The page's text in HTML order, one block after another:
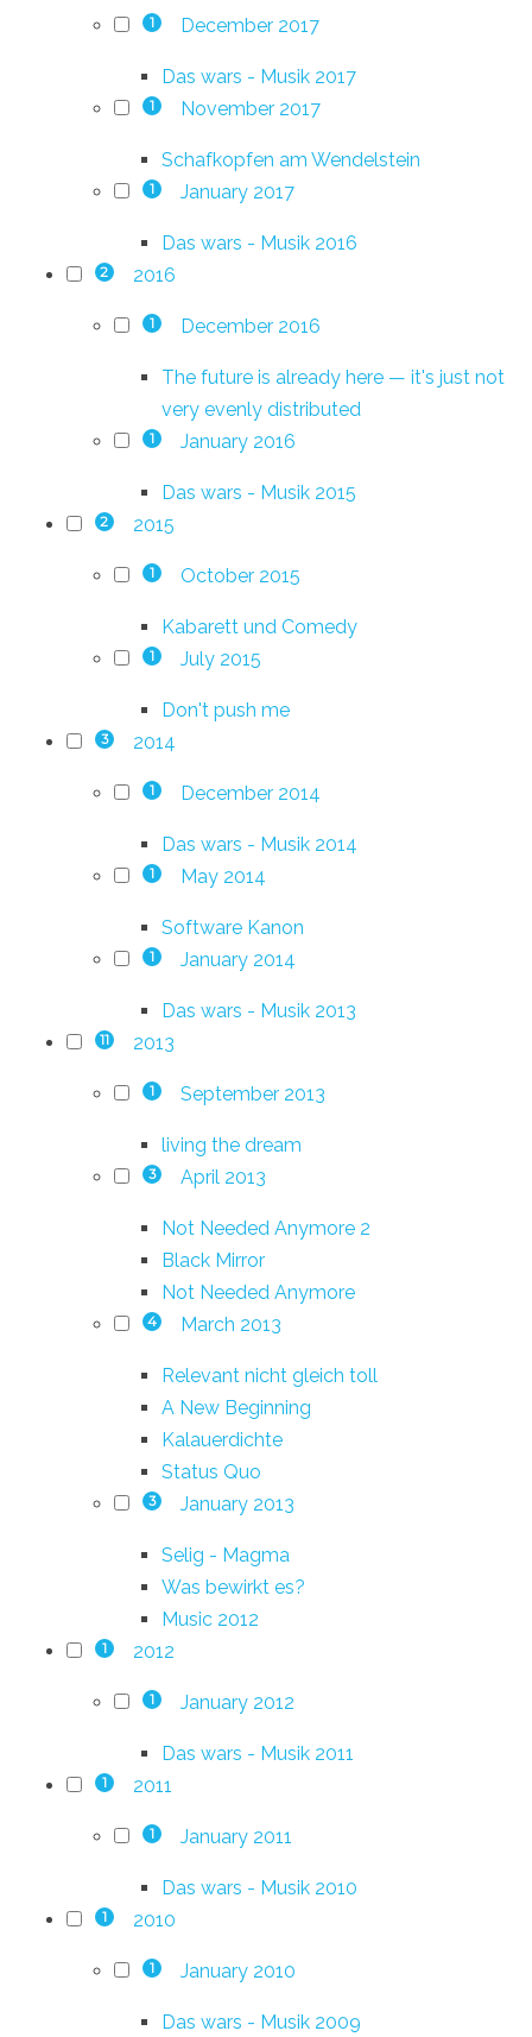
1 December 2017
Das wars - Musik 2017
1 November 2017
Schafkopfen am Wendelstein
1 January 2017
Das wars - Musik 2016
2 2016
1 December 2016
The future is already here — it's just not
very evenly distributed
1 January 2016
Das wars - Musik 2015
2 2015
1 October 2015
Kabarett und Comedy
1 July 2015
Don't push me
3 2014
1 December 2014
Das wars - Musik 2014
1 May 2014
Software Kanon
1 January 2014
Das wars - Musik 2013
11 2013
1 September 2013
living the dream
3 April 2013
Not Needed Anymore 2
Black Mirror
Not Needed Anymore
4 March 2013
Relevant nicht gleich toll
A New Beginning
Kalauerdichte
Status Quo
3 January 2013
Selig - Magma
Was bewirkt es?
Music 2012
1 2012
1 January 2012
Das wars - Musik 2011
1 2011
1 January 2011
Das wars - Musik 2010
1 2010
1 January 2010
Das wars - Musik 2009